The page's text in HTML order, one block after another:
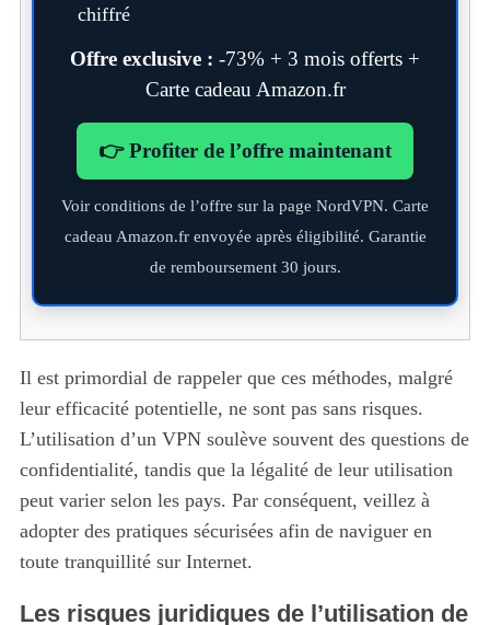
chiffré
Offre exclusive : -73% + 3 mois offerts +
Carte cadeau Amazon.fr
👉 Profiter de l’offre maintenant
Voir conditions de l’offre sur la page NordVPN. Carte
cadeau Amazon.fr envoyée après éligibilité. Garantie
de remboursement 30 jours.
Il est primordial de rappeler que ces méthodes, malgré
leur efficacité potentielle, ne sont pas sans risques.
L’utilisation d’un VPN soulève souvent des questions de
confidentialité, tandis que la légalité de leur utilisation
peut varier selon les pays. Par conséquent, veillez à
adopter des pratiques sécurisées afin de naviguer en
toute tranquillité sur Internet.
Les risques juridiques de l’utilisation de